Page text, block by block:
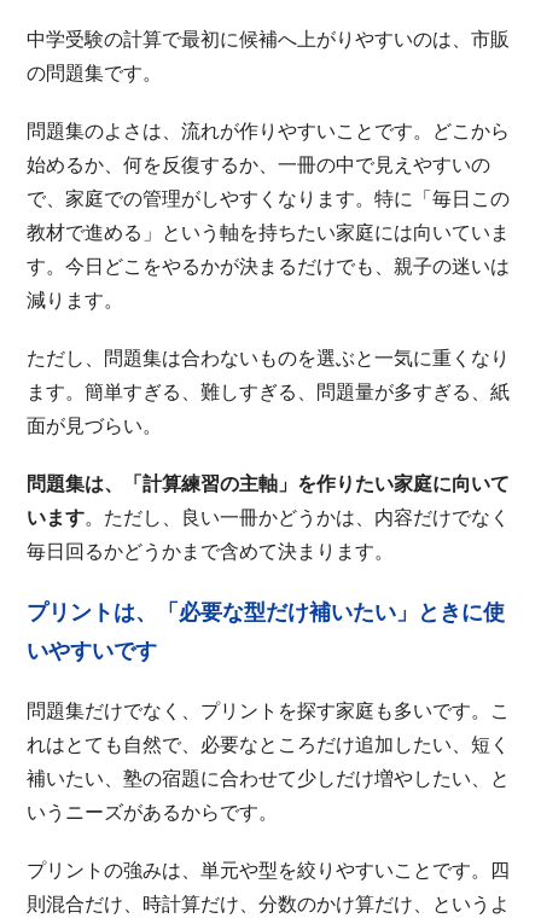
中学受験の計算で最初に候補へ上がりやすいのは、市販
の問題集です。
問題集のよさは、流れが作りやすいことです。どこから
始めるか、何を反復するか、一冊の中で見えやすいの
で、家庭での管理がしやすくなります。特に「毎日この
教材で進める」という軸を持ちたい家庭には向いていま
す。今日どこをやるかが決まるだけでも、親子の迷いは
減ります。
ただし、問題集は合わないものを選ぶと一気に重くなり
ます。簡単すぎる、難しすぎる、問題量が多すぎる、紙
面が見づらい。
問題集は、「計算練習の主軸」を作りたい家庭に向いて
います。ただし、良い一冊かどうかは、内容だけでなく
毎日回るかどうかまで含めて決まります。
プリントは、「必要な型だけ補いたい」ときに使
いやすいです
問題集だけでなく、プリントを探す家庭も多いです。こ
れはとても自然で、必要なところだけ追加したい、短く
補いたい、塾の宿題に合わせて少しだけ増やしたい、と
いうニーズがあるからです。
プリントの強みは、単元や型を絞りやすいことです。四
則混合だけ、時計算だけ、分数のかけ算だけ、というよ